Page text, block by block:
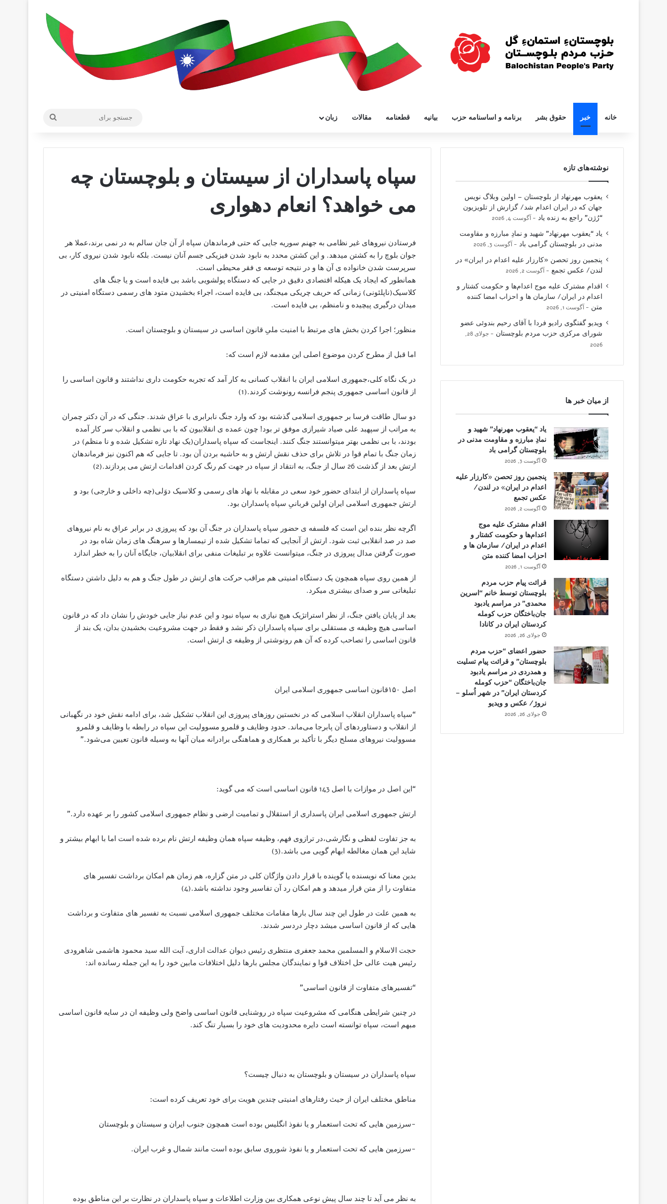
خانه خبر حقوق بشر برنامه و اساسنامه حزب بیانیه قطعنامه مقالات زبان
سپاه پاسداران از سیستان و بلوچستان چه
می خواهد؟ انعام دهواری
فرستادن نیروهای غیر نظامی به جهنم سوریه جایی که حتی فرماندهان سپاه از آن جان سالم به در نمی برند،عملا هر
جوان بلوچ را به کشتن میدهد. و این کشتن محدد به نابود شدن فیزیکی جسم آنان نیست. بلکه نابود شدن نیروی کار، بی
سرپرست شدن خانواده ی آن ها و در نتیجه توسعه ی فقر محیطی است.
همانطور که ایجاد یک هیکله اقتصادی دقیق در جایی که دستگاه پولشویی باشد بی فایده است و یا جنگ های
کلاسیک(ناپلئونی) زمانی که حریف چریکی میجنگد، بی فایده است، اجراء بخشیدن متود های رسمی دستگاه امنیتی در
میدان درگیری پیچیده و نامنظم، بی فایده است.
منظور؛ اجرا کردن بخش های مرتبط با امنیت ملیِ قانون اساسی در سیستان و بلوچستان است.
اما قبل از مطرح کردن موضوع اصلی این مقدمه لازم است که:
در یک نگاه کلی،جمهوری اسلامی ایران با انقلاب کسانی به کار آمد که تجربه حکومت داری نداشتند و قانون اساسی را
از قانون اساسی جمهوری پنجم فرانسه رونوشت کردند.(1)
دو سال طاقت فرسا بر جمهوری اسلامی گذشته بود که وارد جنگ نابرابری با عراق شدند. جنگی که در آن دکتر چمران
به مراتب از سپهبد علی صیاد شیرازی موفق تر بود! چون عمده ی انقلابیون که با بی نظمی و انقلاب سر کار آمده
بودند، با بی نظمی بهتر میتوانستند جنگ کنند. اینجاست که سپاه پاسداران(یک نهاد تازه تشکیل شده و نا منظم) در
زمان جنگ با تمام قوا در تلاش برای حذف نقش ارتش و به حاشیه بردن آن بود. تا جایی که هم اکنون نیز فرماندهان
ارتش بعد از گذشت 26 سال از جنگ، به انتقاد از سپاه در جهت کم رنگ کردن اقدامات ارتش می پردازند.(2)
سپاه پاسداران از ابتدای حضور خود سعی در مقابله با نهاد های رسمی و کلاسیک دوَلی(چه داخلی و خارجی) بود و
ارتش جمهوری اسلامی ایران اولین قربانیِ سپاه پاسداران بود.
اگرچه نظر بنده این است که فلسفه ی حضور سپاه پاسداران در جنگ آن بود که پیروزی در برابر عراق به نام نیروهای
صد در صد انقلابی ثبت شود. ارتش از آنجایی که تماما تشکیل شده از تیمسارها و سرهنگ های زمان شاه بود در
صورت گرفتن مدال پیروزی در جنگ، میتوانست علاوه بر تبلیغات منفی برای انقلابیان، جایگاه آنان را به خطر اندازد
از همین روی سپاه همچون یک دستگاه امنیتی هم مراقب حرکت های ارتش در طول جنگ و هم به دلیل داشتن دستگاه
تبلیغاتی سر و صدای بیشتری میکرد.
بعد از پایان یافتن جنگ، از نظر استراتژیک هیچ نیازی به سپاه نبود و این عدم نیاز جایی خودش را نشان داد که در قانون
اساسی هیچ وظیفه ی مستقلی برای سپاه پاسداران ذکر نشد و فقط در جهت مشروعیت بخشیدن بدان، یک بند از
قانون اساسی را تصاحب کرده که آن هم رونوشتی از وظیفه ی ارتش است.
اصل ۱۵۰قانون اساسی جمهوری اسلامی ایران
“سپاه پاسداران انقلاب اسلامی که در نخستین روزهای پیروزی این انقلاب تشکیل شد، برای ادامه نقش خود در نگهبانی
از انقلاب و دستاوردهای آن پابرجا می‌ماند. حدود وظایف و قلمرو مسوولیت این سپاه در رابطه با وظایف و قلمرو
مسوولیت نیروهای مسلح دیگر با تأکید بر همکاری و هماهنگی برادرانه میان آنها به وسیله قانون تعیین می‌شود.”
“این اصل در موازات با اصل 143 قانون اساسی است که می گوید:
ارتش جمهوری اسلامی ایران پاسداری از استقلال و تمامیت ارضی و نظام جمهوری اسلامی کشور را بر عهده دارد.”
به جز تفاوت لفظی و نگارشی،در ترازوی فهم، وظیفه سپاه همان وظیفه ارتش نام برده شده است اما با ابهام بیشتر و
شاید این همان مغالطه ابهام گویی می باشد.(3)
بدین معنا که نویسنده یا گوینده با قرار دادن واژگان کلی در متن گزاره، هم زمان هم امکان برداشت تفسیر های
متفاوت را از متن قرار میدهد و هم امکان رد آن تفاسیر وجود نداشته باشد.(4)
به همین علت در طول این چند سال بارها مقامات مختلف جمهوری اسلامی نسبت به تفسیر های متفاوت و برداشت
هایی که از قانون اساسی میشد دچار دردسر شدند.
حجت الاسلام و المسلمین محمد جعفری منتظری رئیس دیوان عدالت اداری، آیت الله سید محمود هاشمی شاهرودی
رئیس هیت عالی حل اختلاف قوا و نمایندگان مجلس بارها دلیل اختلافات مابین خود را به این جمله رسانده اند:
“تفسیرهای متفاوت از قانون اساسی”
در چنین شرایطی هنگامی که مشروعیت سپاه در روشنایی قانون اساسی واضح ولی وظیفه ان در سایه قانون اساسی
مبهم است، سپاه توانسته است دایره محدودیت های خود را بسیار تنگ کند.
سپاه پاسداران در سیستان و بلوچستان به دنبال چیست؟
مناطق مختلف ایران از حیث رفتارهای امنیتی چندین هویت برای خود تعریف کرده است:
-سرزمین هایی که تحت استعمار و یا نفوذ انگلیس بوده است همچون جنوب ایران و سیستان و بلوچستان
-سرزمین هایی که تحت استعمار و یا نفوذ شوروی سابق بوده است مانند شمال و غرب ایران.
به نظر می آید تا چند سال پیش نوعی همکاری بین وزارت اطلاعات و سپاه پاسداران در نظارت بر این مناطق بوده
نوشته‌های تازه
یعقوب مهرنهاد از بلوچستان – اولین وبلاگ نویس
جهان که در ایران اعدام شد/ گزارش از تلویزیون
“رُژن” راجع به زنده یاد
آگوست 4, 2026
یاد “یعقوب مهرنهاد” شهید و نمادِ مبارزه و مقاومت
مدنی در بلوچستان گرامی باد
آگوست 3, 2026
پنجمین روز تحصن «کارزار علیه اعدام در ایران» در
لندن/ عکس تجمع
آگوست 2, 2026
اقدام مشترک علیه موج اعدام‌ها و حکومت کشتار و
اعدام در ایران/ سازمان ها و احزاب امضا کننده
متن
آگوست 1, 2026
ویدیو گفتگوی رادیو فردا با آقای رحیم بندوئی عضو
شورای مرکزی حزب مردم بلوچستان
جولای 28,
2026
از میان خبر ها
یاد “یعقوب مهرنهاد” شهید و
نمادِ مبارزه و مقاومت مدنی در
بلوچستان گرامی باد
آگوست 3, 2026
پنجمین روز تحصن «کارزار علیه
اعدام در ایران» در لندن/
عکس تجمع
آگوست 2, 2026
اقدام مشترک علیه موج
اعدام‌ها و حکومت کشتار و
اعدام در ایران/ سازمان ها و
احزاب امضا کننده متن
آگوست 1, 2026
قرائت پیام حزب مردم
بلوچستان توسط خانم “اسرین
محمدی” در مراسم یادبود
جان‌باختگان حزب کومله
کردستان ایران در کانادا
جولای 26, 2026
حضور اعضای “حزب مردم
بلوچستان” و قرائت پیام تسلیت
و همدردی در مراسم یادبود
جان‌باختگان “حزب کومله
کردستان ایران” در شهر اُسلو –
نروژ/ عکس و ویدیو
جولای 26, 2026